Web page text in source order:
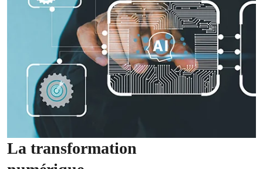
La transformation